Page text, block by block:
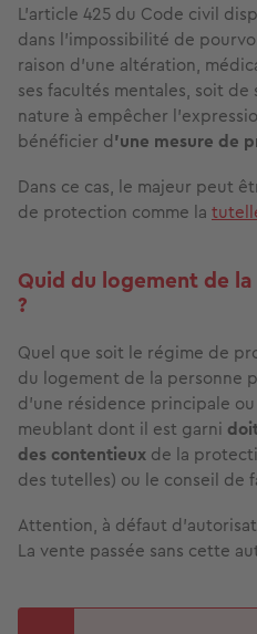
L’article 425 du Code civil
dans l'impossibilité de
raison d'une altération,
ses facultés mentales, soit
nature à empêcher
bénéficier d'une mesure de
Dans ce cas, le majeur peut
de protection comme la
Quid du logement de
?
Quel que soit le régime de
du logement de la personne
d'une résidence principale ou
meublant dont il est garni
des contentieux de la
des tutelles) ou le conseil de
Attention, à défaut
La vente passée sans cette